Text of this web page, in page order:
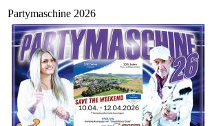
Partymaschine 2026